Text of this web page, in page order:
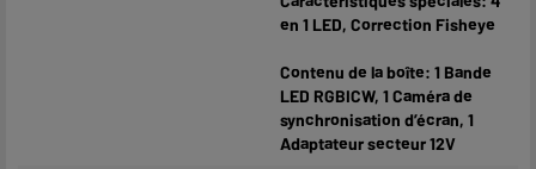
en 1 LED, Correction Fisheye
Contenu de la boîte: 1 Bande
LED RGBICW, 1 Caméra de
synchronisation d’écran, 1
Adaptateur secteur 12V